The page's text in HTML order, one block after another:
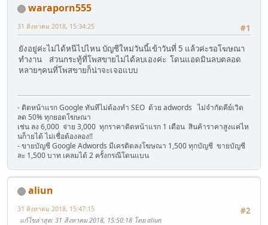
waraporn555
#1
31 สิงหาคม 2018, 15:34:25
ยังอยู่ค่ะไม่ได้หนีไปไหน บัญชีใหม่วันนี้เข้าวันที่ 5 แล้วค่ะรอโฆษณา
ทำงาน ส่วนกระทู้ที่โพสขายไม่ได้ลบเองค่ะ โดนแอดมินลบตลอด
หลายๆคนที่โพสขายก็น่าจะเจอแบบ
- ติดหน้าแรก Google ทันทีไม่ต้องทำ SEO ด้วย adwords ไม่จำกัดคีย์เวิด
ลด 50% ทุกยอดโฆษณา
เช่น ลง 6,000 จ่าย 3,000 ทุกราคาติดหน้าแรก 1 เดือน สินค้าราคาสูงแค่ไห
นก็ายได้ ไม่เชื่อต้องลอง!!
- ขายบัญชี Google Adwords มีเครดิตลงโฆษณา 1,500 ทุกบัญชี ขายบัญชี
ละ 1,500 บาท เคลมได้ 2 ครั้งกรณีโดนแบน
aliun
#2
31 สิงหาคม 2018, 15:47:15
แก้ไขล่าสุด: 31 สิงหาคม 2018, 15:50:18 โดย aliun